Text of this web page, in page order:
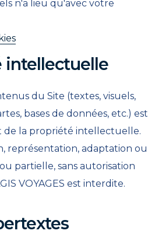
n'a lieu qu'avec votre
intellectuelle
du Site (textes, visuels,
bases de données, etc.) est
de la propriété intellectuelle.
représentation, adaptation ou
partielle, sans autorisation
VOYAGES est interdite.